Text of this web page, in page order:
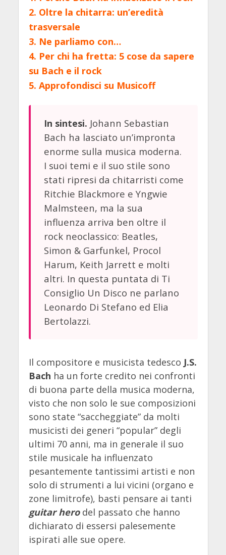
2. Oltre la chitarra: un’eredità
trasversale
3. Ne parliamo con…
4. Per chi ha fretta: 5 cose da sapere
su Bach e il rock
5. Approfondisci su Musicoff
In sintesi. Johann Sebastian
Bach ha lasciato un’impronta
enorme sulla musica moderna.
I suoi temi e il suo stile sono
stati ripresi da chitarristi come
Ritchie Blackmore e Yngwie
Malmsteen, ma la sua
influenza arriva ben oltre il
rock neoclassico: Beatles,
Simon & Garfunkel, Procol
Harum, Keith Jarrett e molti
altri. In questa puntata di Ti
Consiglio Un Disco ne parlano
Leonardo Di Stefano ed Elia
Bertolazzi.
Il compositore e musicista tedesco J.S.
Bach ha un forte credito nei confronti
di buona parte della musica moderna,
visto che non solo le sue composizioni
sono state “saccheggiate” da molti
musicisti dei generi “popular” degli
ultimi 70 anni, ma in generale il suo
stile musicale ha influenzato
pesantemente tantissimi artisti e non
solo di strumenti a lui vicini (organo e
zone limitrofe), basti pensare ai tanti
guitar hero del passato che hanno
dichiarato di essersi palesemente
ispirati alle sue opere.